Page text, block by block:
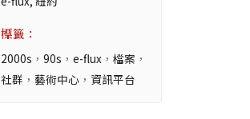
標籤：
2000s ， 90s ， e-flux ， 檔案 ，
社群 ， 藝術中心 ， 資訊平台